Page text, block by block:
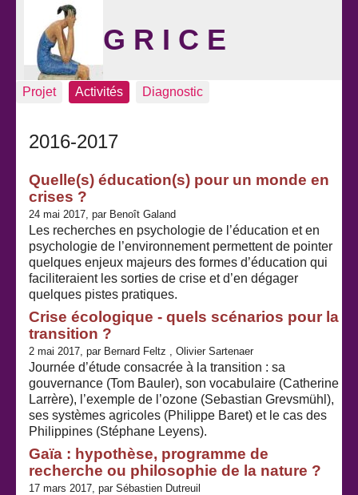
G R I C E
Projet Activités Diagnostic
2016-2017
Quelle(s) éducation(s) pour un monde en
crises ?
24 mai 2017, par Benoît Galand
Les recherches en psychologie de l’éducation et en
psychologie de l’environnement permettent de pointer
quelques enjeux majeurs des formes d’éducation qui
faciliteraient les sorties de crise et d’en dégager
quelques pistes pratiques.
Crise écologique - quels scénarios pour la
transition ?
2 mai 2017, par Bernard Feltz , Olivier Sartenaer
Journée d’étude consacrée à la transition : sa
gouvernance (Tom Bauler), son vocabulaire (Catherine
Larrère), l’exemple de l’ozone (Sebastian Grevsmühl),
ses systèmes agricoles (Philippe Baret) et le cas des
Philippines (Stéphane Leyens).
Gaïa : hypothèse, programme de
recherche ou philosophie de la nature ?
17 mars 2017, par Sébastien Dutreuil